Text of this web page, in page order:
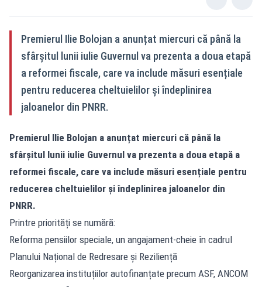
Premierul Ilie Bolojan a anunțat miercuri că până la
sfârșitul lunii iulie Guvernul va prezenta a doua etapă
a reformei fiscale, care va include măsuri esențiale
pentru reducerea cheltuielilor și îndeplinirea
jaloanelor din PNRR.
Premierul Ilie Bolojan a anunțat miercuri că până la
sfârșitul lunii iulie Guvernul va prezenta a doua etapă a
reformei fiscale, care va include măsuri esențiale pentru
reducerea cheltuielilor și îndeplinirea jaloanelor din
PNRR.
Printre priorități se numără:
Reforma pensiilor speciale, un angajament-cheie în cadrul
Planului Național de Redresare și Reziliență
Reorganizarea instituțiilor autofinanțate precum ASF, ANCOM